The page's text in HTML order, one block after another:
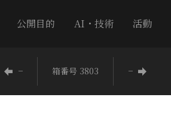
公開目的 AI・技術 活動
− 箱番号 3803 −